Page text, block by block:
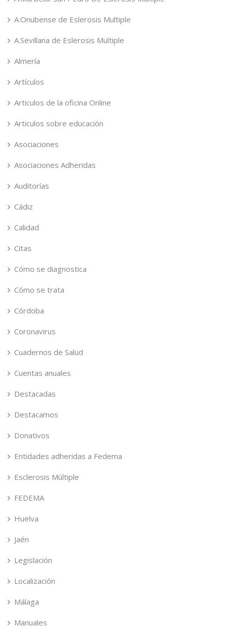
A.Onubense de Eslerosis Multiple
A.Sevillana de Eslerosis Multiple
Almería
Artículos
Articulos de la oficina Online
Articulos sobre educación
Asociaciones
Asociaciones Adheridas
Auditorías
Cádiz
Calidad
Citas
Cómo se diagnostica
Cómo se trata
Córdoba
Coronavirus
Cuadernos de Salud
Cuentas anuales
Destacadas
Destacamos
Donativos
Entidades adheridas a Fedema
Esclerosis Múltiple
FEDEMA
Huelva
Jaén
Legislación
Localización
Málaga
Manuales